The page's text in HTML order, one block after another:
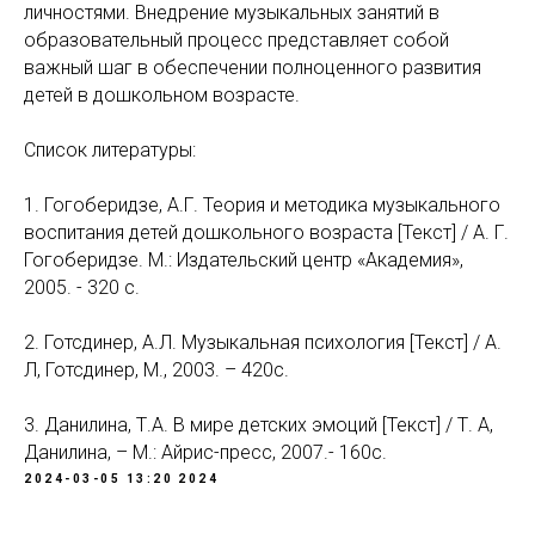
личностями. Внедрение музыкальных занятий в
образовательный процесс представляет собой
важный шаг в обеспечении полноценного развития
детей в дошкольном возрасте.
Список литературы:
1. Гогоберидзе, А.Г. Теория и методика музыкального
воспитания детей дошкольного возраста [Текст] / А. Г.
Гогоберидзе. М.: Издательский центр «Академия»,
2005. - 320 с.
2. Готсдинер, А.Л. Музыкальная психология [Текст] / А.
Л, Готсдинер, М., 2003. – 420с.
3. Данилина, Т.А. В мире детских эмоций [Текст] / Т. А,
Данилина, – М.: Айрис-пресс, 2007.- 160с.
2024-03-05 13:20 2024